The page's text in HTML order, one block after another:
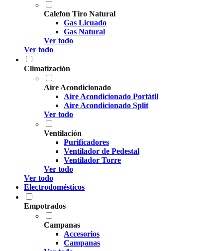
Calefon Tiro Natural
Gas Licuado
Gas Natural
Ver todo
Ver todo
Climatización
Aire Acondicionado
Aire Acondicionado Portátil
Aire Acondicionado Split
Ver todo
Ventilación
Purificadores
Ventilador de Pedestal
Ventilador Torre
Ver todo
Ver todo
Electrodomésticos
Empotrados
Campanas
Accesorios
Campanas